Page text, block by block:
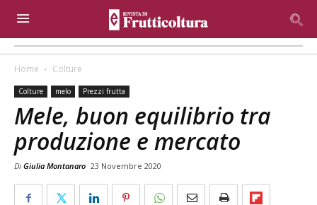
Home Colture
Colture melo Prezzi frutta
Mele, buon equilibrio tra
produzione e mercato
Di Giulia Montanaro 23 Novembre 2020